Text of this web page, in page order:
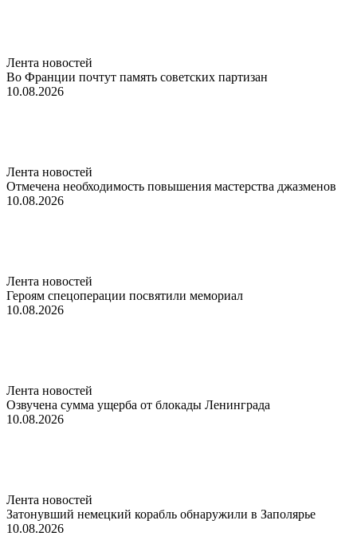
Лента новостей
Во Франции почтут память советских партизан
10.08.2026
Лента новостей
Отмечена необходимость повышения мастерства джазменов
10.08.2026
Лента новостей
Героям спецоперации посвятили мемориал
10.08.2026
Лента новостей
Озвучена сумма ущерба от блокады Ленинграда
10.08.2026
Лента новостей
Затонувший немецкий корабль обнаружили в Заполярье
10.08.2026